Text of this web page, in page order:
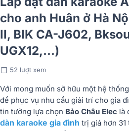
cho anh Huân ở Hà
II, BIK CA-J602,
UGX12,...)
52 lượt xem
Với mong muốn sở hữu một hệ
để phục vụ nhu cầu giải trí cho gia
tin tưởng lựa chọn Bảo Châu Elec là
dàn karaoke gia đình trị giá hơn